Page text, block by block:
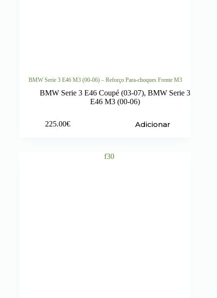
BMW Serie 3 E46 M3 (00-06) – Reforço Para-choques Frente M3
BMW Serie 3 E46 Coupé (03-07), BMW Serie 3
E46 M3 (00-06)
225.00€ Adicionar